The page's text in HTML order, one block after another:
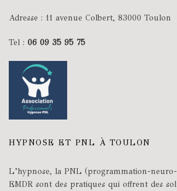
Adresse : 11 avenue Colbert, 83000 Toulon
Tel : 06 09 35 95 75
HYPNOSE ET PNL À TOULON
L’hypnose, la PNL (programmation-
EMDR sont des pratiques qui offrent des